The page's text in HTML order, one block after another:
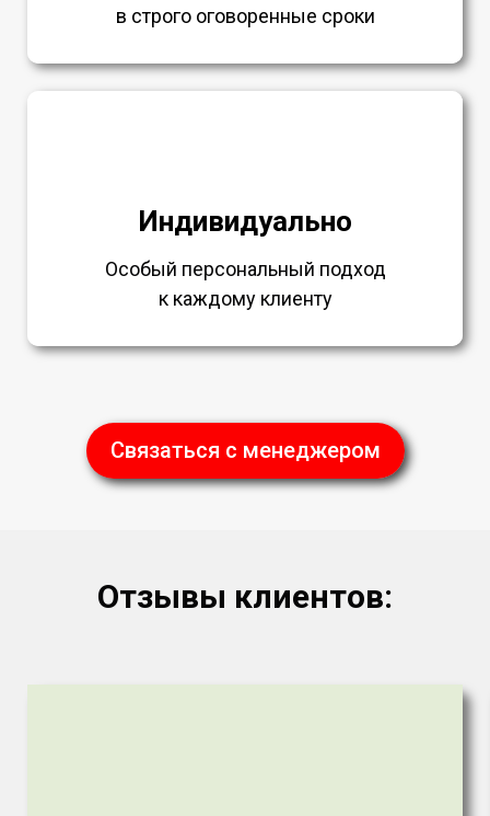
в строго оговоренные сроки
Индивидуально
Особый персональный подход
к каждому клиенту
Связаться с менеджером
Отзывы клиентов: